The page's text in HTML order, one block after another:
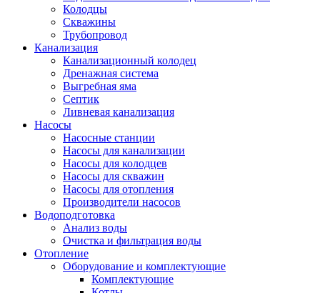
Колодцы
Скважины
Трубопровод
Канализация
Канализационный колодец
Дренажная система
Выгребная яма
Септик
Ливневая канализация
Насосы
Насосные станции
Насосы для канализации
Насосы для колодцев
Насосы для скважин
Насосы для отопления
Производители насосов
Водоподготовка
Анализ воды
Очистка и фильтрация воды
Отопление
Оборудование и комплектующие
Комплектующие